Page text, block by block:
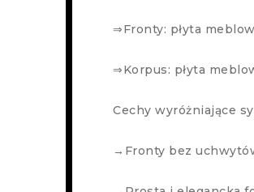
⇒Fronty: płyta
⇒Korpus: płyta
Cechy wyróżniające
→Fronty bez